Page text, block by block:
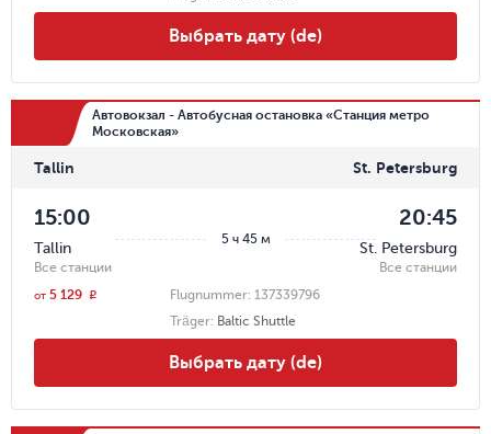
Выбрать дату (de)
Автовокзал - Автобусная остановка «Станция метро
Московская»
Tallin St. Petersburg
5 ч 45 м
15:00
Tallin
Все станции
20:45
St. Petersburg
Все станции
Flugnummer: 137339796
Träger: Baltic Shuttle
от 5 129 r
Выбрать дату (de)